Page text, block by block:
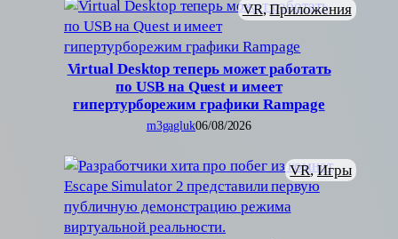
Virtual Desktop теперь может работать
по USB на Quest и имеет
гипертурборежим графики Rampage
VR, Приложения
m3gagluk06/08/2026
VR, Игры